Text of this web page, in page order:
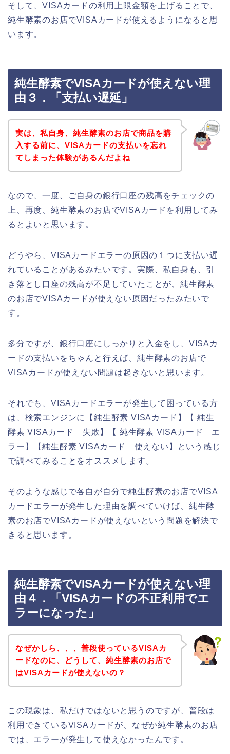
そして、VISAカードの利用上限金額を上げることで、
純生酵素のお店でVISAカードが使えるようになると思
います。
純生酵素でVISAカードが使えない理
由３．「支払い遅延」
実は、私自身、純生酵素のお店で商品を購
入する前に、VISAカードの支払いを忘れ
てしまった体験があるんだよね
なので、一度、ご自身の銀行口座の残高をチェックの
上、再度、純生酵素のお店でVISAカードを利用してみ
るとよいと思います。
どうやら、VISAカードエラーの原因の１つに支払い遅
れていることがあるみたいです。実際、私自身も、引
き落とし口座の残高が不足していたことが、純生酵素
のお店でVISAカードが使えない原因だったみたいで
す。
多分ですが、銀行口座にしっかりと入金をし、VISAカ
ードの支払いをちゃんと行えば、純生酵素のお店で
VISAカードが使えない問題は起きないと思います。
それでも、VISAカードエラーが発生して困っている方
は、検索エンジンに【純生酵素 VISAカード】【 純生
酵素 VISAカード 失敗】【 純生酵素 VISAカード エ
ラー】【純生酵素 VISAカード 使えない】という感じ
で調べてみることをオススメします。
そのような感じで各自が自分で純生酵素のお店でVISA
カードエラーが発生した理由を調べていけば、純生酵
素のお店でVISAカードが使えないという問題を解決で
きると思います。
純生酵素でVISAカードが使えない理
由４．「VISAカードの不正利用でエ
ラーになった」
なぜかしら、、、普段使っているVISAカ
ードなのに、どうして、純生酵素のお店で
はVISAカードが使えないの？
この現象は、私だけではないと思うのですが、普段は
利用できているVISAカードが、なぜか純生酵素のお店
では、エラーが発生して使えなかったんです。